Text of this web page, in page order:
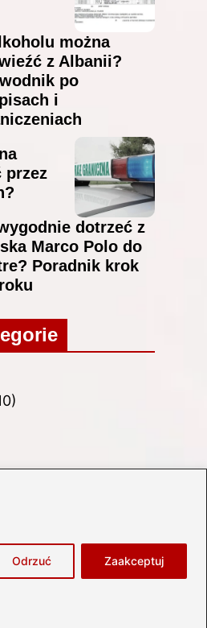
Odrzuć Zaakceptuj
można
z Albanii?
po
i
przez
dotrzeć z
Marco Polo do
Poradnik krok